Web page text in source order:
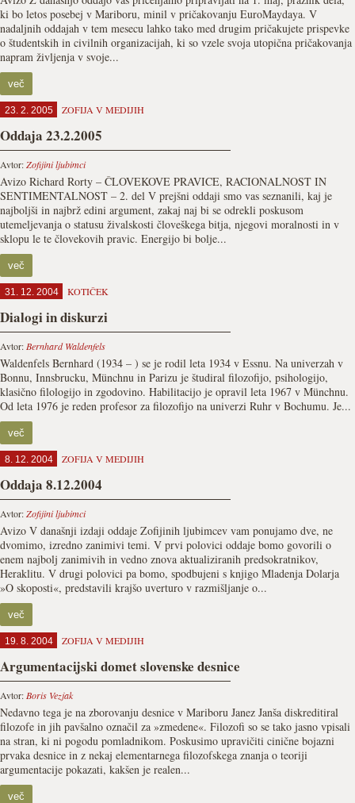
ki bo letos posebej v Mariboru, minil v pričakovanju EuroMaydaya. V
nadaljnih oddajah v tem mesecu lahko tako med drugim pričakujete prispevke
o študentskih in civilnih organizacijah, ki so vzele svoja utopična pričakovanja
napram življenja v svoje...
več
23. 2. 2005 ZOFIJA V MEDIJIH
Oddaja 23.2.2005
Avtor:Zofijini ljubimci
Avizo Richard Rorty – ČLOVEKOVE PRAVICE, RACIONALNOST IN
SENTIMENTALNOST – 2. del V prejšni oddaji smo vas seznanili, kaj je
najboljši in najbrž edini argument, zakaj naj bi se odrekli poskusom
utemeljevanja o statusu živalskosti človeškega bitja, njegovi moralnosti in v
sklopu le te človekovih pravic. Energijo bi bolje...
več
31. 12. 2004 KOTIČEK
Dialogi in diskurzi
Avtor: Bernhard Waldenfels
Waldenfels Bernhard (1934 – ) se je rodil leta 1934 v Essnu. Na univerzah v
Bonnu, Innsbrucku, Münchnu in Parizu je študiral filozofijo, psihologijo,
klasično filologijo in zgodovino. Habilitacijo je opravil leta 1967 v Münchnu.
Od leta 1976 je reden profesor za filozofijo na univerzi Ruhr v Bochumu. Je...
več
8. 12. 2004 ZOFIJA V MEDIJIH
Oddaja 8.12.2004
Avtor:Zofijini ljubimci
Avizo V današnji izdaji oddaje Zofijinih ljubimcev vam ponujamo dve, ne
dvomimo, izredno zanimivi temi. V prvi polovici oddaje bomo govorili o
enem najbolj zanimivih in vedno znova aktualiziranih predsokratnikov,
Heraklitu. V drugi polovici pa bomo, spodbujeni s knjigo Mladenja Dolarja
»O skoposti«, predstavili krajšo uverturo v razmišljanje o...
več
19. 8. 2004 ZOFIJA V MEDIJIH
Argumentacijski domet slovenske desnice
Avtor: Boris Vezjak
Nedavno tega je na zborovanju desnice v Mariboru Janez Janša diskreditiral
filozofe in jih pavšalno označil za »zmedene«. Filozofi so se tako jasno vpisali
na stran, ki ni pogodu pomladnikom. Poskusimo upravičiti cinične bojazni
prvaka desnice in z nekaj elementarnega filozofskega znanja o teoriji
argumentacije pokazati, kakšen je realen...
več